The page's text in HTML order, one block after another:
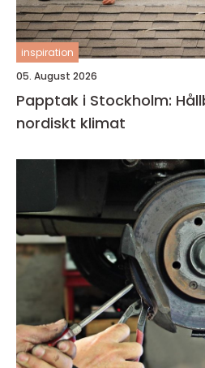
inspiration
05. August 2026
Papptak i Stockholm:
nordiskt klimat